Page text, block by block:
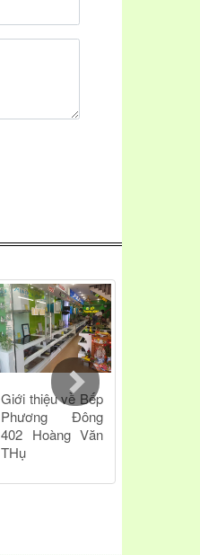
điều chỉnh linh
hẹn giờ thông
tự hào là đại lý
hài lòng với đội